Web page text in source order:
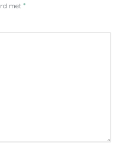
met*